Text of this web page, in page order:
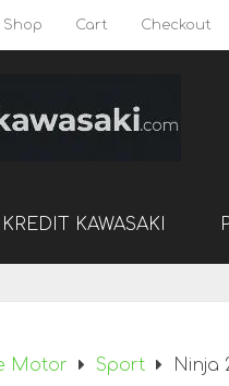
Shop Cart Checkout
KREDIT KAWASAKI
Motor Sport Ninja